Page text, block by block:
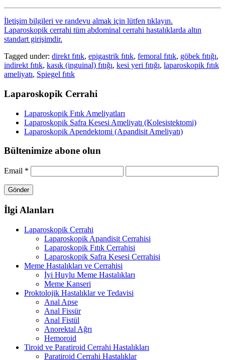
İletişim bilgileri ve randevu almak için lütfen tıklayın.
Laparoskopik cerrahi tüm abdominal cerrahi hastalıklarda altın
standart girişimdir.
Tagged under: direkt fıtık, epigastrik fıtık, femoral fıtık, göbek fıtığı,
indirekt fıtık, kasık (inguinal) fıtığı, kesi yeri fıtığı, laparoskopik fıtık
ameliyatı, Spiegel fıtık
Laparoskopik Cerrahi
Laparoskopik Fıtık Ameliyatları
Laparoskopik Safra Kesesi Ameliyatı (Kolesistektomi)
Laparoskopik Apendektomi (Apandisit Ameliyatı)
Bültenimize abone olun
Email *
İlgi Alanları
Laparoskopik Cerrahi
Laparoskopik Apandisit Cerrahisi
Laparoskopik Fıtık Cerrahisi
Laparoskopik Safra Kesesi Cerrahisi
Meme Hastalıkları ve Cerrahisi
İyi Huylu Meme Hastalıkları
Meme Kanseri
Proktolojik Hastalıklar ve Tedavisi
Anal Apse
Anal Fissür
Anal Fistül
Anorektal Ağrı
Hemoroid
Tiroid ve Paratiroid Cerrahi Hastalıkları
Paratiroid Cerrahi Hastalıklar